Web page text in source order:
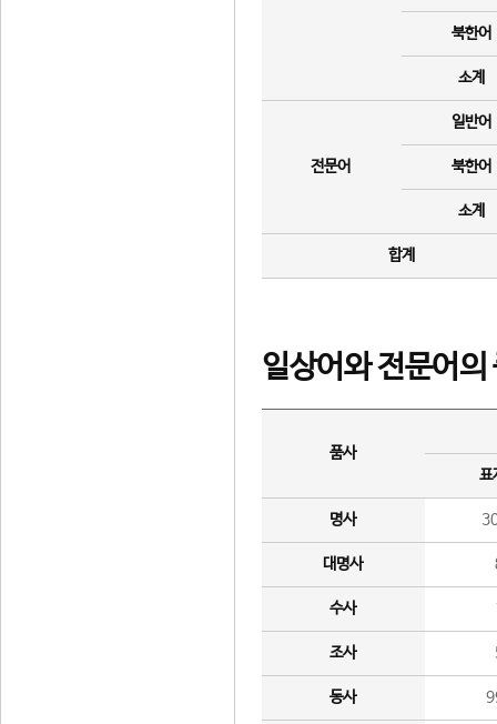
북한어
소계
전문어
일반어
북한어
소계
합계
일상어와 전문어의
품사
표
명사
대명사
수사
조사
동사